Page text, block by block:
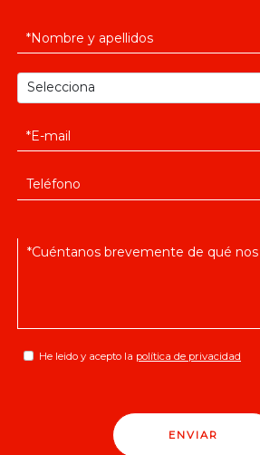
He leido y acepto la política de privacidad
ENVIAR